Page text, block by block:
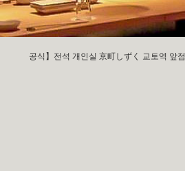
공식】전석 개인실 京町しずく 교토역 앞점